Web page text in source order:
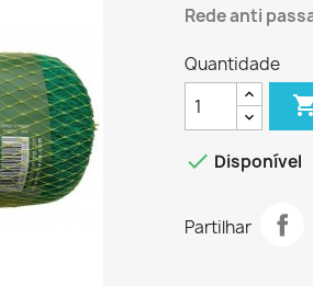
Rede anti
Quantidade
 Disponível
Partilhar